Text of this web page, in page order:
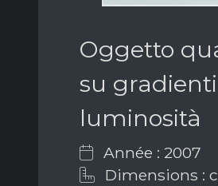
Oggetto
su
luminosità
Année : 2007
Dimensions :